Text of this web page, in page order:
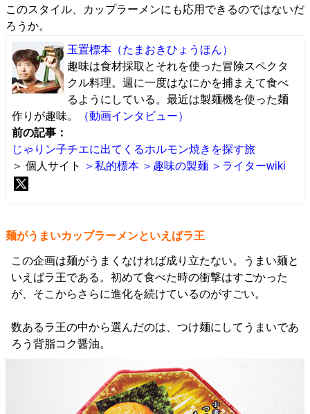
このスタイル、カップラーメンにも応用できるのではないだ
ろうか。
玉置標本 （たまおきひょうほん）
趣味は食材採取とそれを使った冒険スペクタ
クル料理。週に一度はなにかを捕まえて食べ
るようにしている。最近は製麺機を使った麺
作りが趣味。
（動画インタビュー）
前の記事：
じゃりン子チエに出てくるホルモン焼きを探す旅
＞ 個人サイト
＞私的標本 ＞趣味の製麺 ＞ライターwiki
麺がうまいカップラーメンといえばラ王
この企画は麺がうまくなければ成り立たない。うまい麺と
いえばラ王である。初めて食べた時の衝撃はすごかった
が、そこからさらに進化を続けているのがすごい。
数あるラ王の中から選んだのは、つけ麺にしてうまいであ
ろう背脂コク醤油。